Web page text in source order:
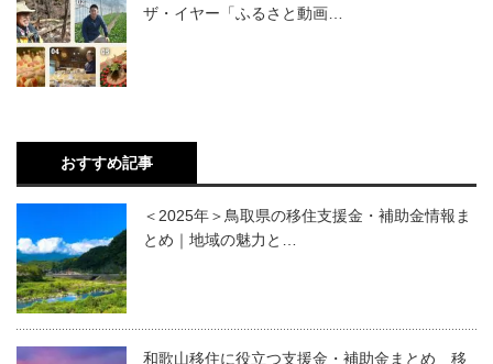
ザ・イヤー「ふるさと動画…
おすすめ記事
＜2025年＞鳥取県の移住支援金・補助金情報ま
とめ｜地域の魅力と…
和歌山移住に役立つ支援金・補助金まとめ 移